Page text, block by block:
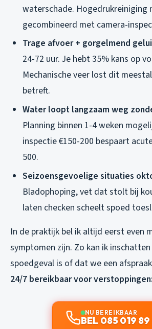
waterschade. Hogedrukreiniging
gecombineerd met camera-
Trage afvoer + gorgelmend
24-72 uur. Je hebt 35% kans op
Mechanische veer lost dit
betreft.
Water loopt langzaam weg
Planning binnen 1-4 weken
inspectie €150-200 bespaart
500.
Seizoensgevoelige situaties
Bladophoping, vet dat stolt bij
laten checken scheelt spoed
In de praktijk bel ik altijd eerst even
symptomen zijn. Zo kan ik
spoedgeval is of dat we een
24/7 bereikbaar voor verstoppingen:
NU BEREIKBAAR
BEL 085 019